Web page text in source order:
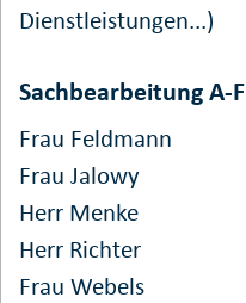
Dienstleistungen...)
Sachbearbeitung A-F
Frau Feldmann
Frau Jalowy
Herr Menke
Herr Richter
Frau Webels